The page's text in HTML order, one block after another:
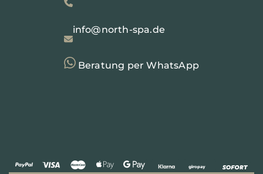
info@north-spa.de
Beratung per WhatsApp